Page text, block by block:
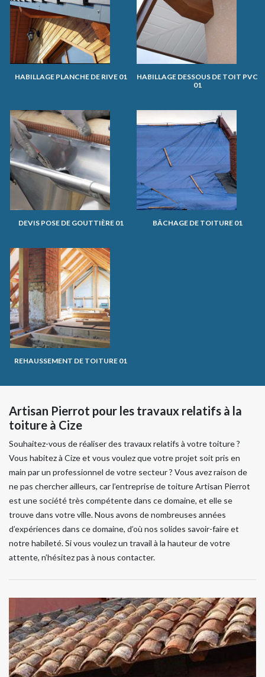
HABILLAGE PLANCHE DE RIVE 01
HABILLAGE DESSOUS DE TOIT PVC
01
DEVIS POSE DE GOUTTIÈRE 01 BÂCHAGE DE TOITURE 01
REHAUSSEMENT DE TOITURE 01
Artisan Pierrot pour les travaux relatifs à la
toiture à Cize
Souhaitez-vous de réaliser des travaux relatifs à votre toiture ?
Vous habitez à Cize et vous voulez que votre projet soit pris en
main par un professionnel de votre secteur ? Vous avez raison de
ne pas chercher ailleurs, car l’entreprise de toiture Artisan Pierrot
est une société très compétente dans ce domaine, et elle se
trouve dans votre ville. Nous avons de nombreuses années
d’expériences dans ce domaine, d’où nos solides savoir-faire et
notre habileté. Si vous voulez un travail à la hauteur de votre
attente, n’hésitez pas à nous contacter.